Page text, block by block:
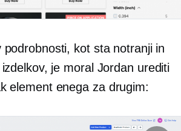
podrobnosti, kot sta notranji in
je moral Jordan urediti
element enega za drugim: